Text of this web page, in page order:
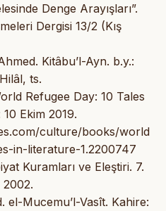
Denge Arayışları”.
Dergisi 13/2 (Kış
Kitâbu’l-Ayn. b.y.:
ts.
Refugee Day: 10 Tales
Ekim 2019.
culture/books/world
in-literature-1.2200747
Kuramları ve Eleştiri. 7.
2002.
el-Mucemu’l-Vasît. Kahire: